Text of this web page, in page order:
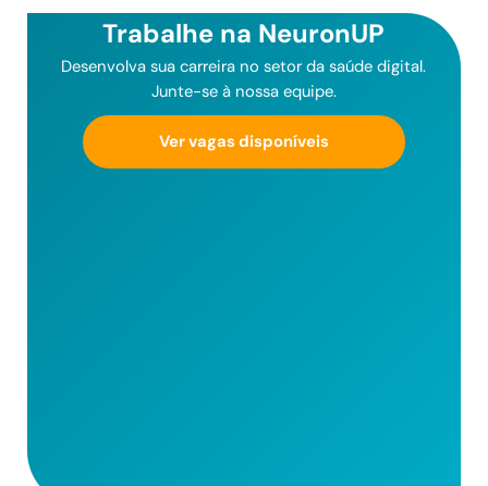
Trabalhe na NeuronUP
Desenvolva sua carreira no setor da saúde digital.
Junte-se à nossa equipe.
Ver vagas disponíveis